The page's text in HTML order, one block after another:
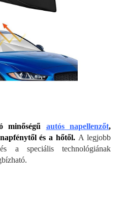
minőségű autós napellenzőt,
és a hőtől. A legjobb
a speciális technológiának